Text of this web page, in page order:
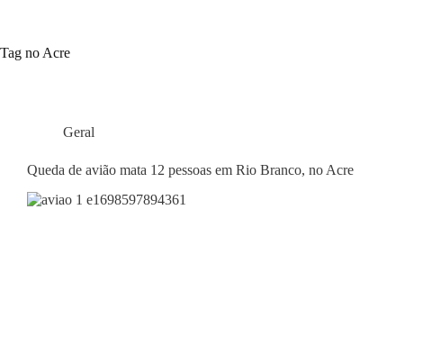
Tag no Acre
Geral
Queda de avião mata 12 pessoas em Rio Branco, no Acre